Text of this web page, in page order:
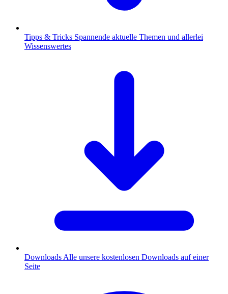
Tipps & Tricks Spannende aktuelle Themen und allerlei
Wissenswertes
Downloads Alle unsere kostenlosen Downloads auf einer
Seite